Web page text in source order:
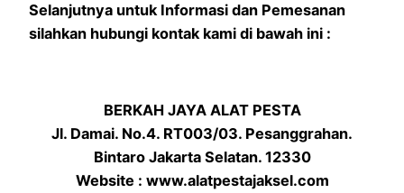
Selanjutnya untuk Informasi dan Pemesanan
silahkan hubungi kontak kami di bawah ini :
BERKAH JAYA ALAT PESTA
Jl. Damai. No.4. RT003/03. Pesanggrahan.
Bintaro Jakarta Selatan. 12330
Website : www.alatpestajaksel.com